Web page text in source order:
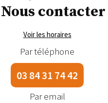
Nous contacter
Voir les horaires
Par téléphone
03 84 31 74 42
Par email